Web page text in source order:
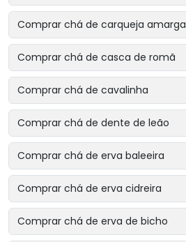
Comprar chá de carqueja amarga
Comprar chá de casca de romã
Comprar chá de cavalinha
Comprar chá de dente de leão
Comprar chá de erva baleeira
Comprar chá de erva cidreira
Comprar chá de erva de bicho